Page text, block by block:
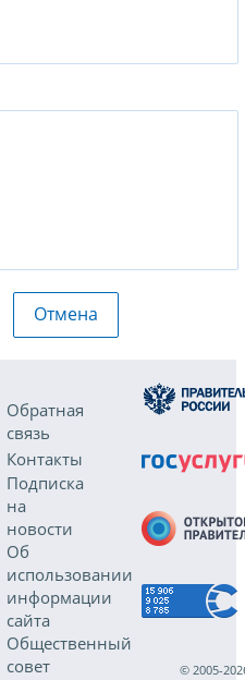
Отмена
Обратная
связь
Контакты
Подписка
на
новости
Об
использовании
информации
сайта
Общественный
совет
© 2005-